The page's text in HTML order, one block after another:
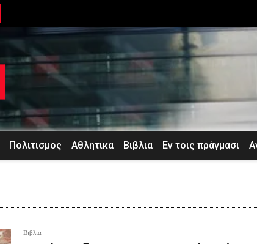
Πολιτισμος Αθλητικα Βιβλια Εν τοις πράγμασι
Βιβλια